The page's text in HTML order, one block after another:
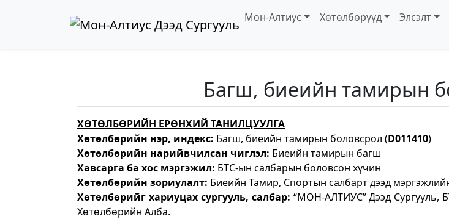
Мон-Алтиус Хөтөлбөрүүд Элсэлт
Багш, биеийн тамирын
ХӨТӨЛБӨРИЙН ЕРӨНХИЙ ТАНИЛЦУУЛГА
Хөтөлбөрийн нэр, индекс: Багш, биеийн тамирын боловсрол (D011410)
Хөтөлбөрийн нарийвчилсан чиглэл: Биеийн тамирын багш
Хавсарга ба хос мэргэжил: БТС-ын салбарын боловсон хүчин
Хөтөлбөрийн зориулалт: Биеийн Тамир, Спортын салбарт дээд
Хөтөлбөрийг хариуцах сургууль, салбар: “МОН-АЛТИУС” Дээд Сургууль,
Хөтөлбөрийн Алба.